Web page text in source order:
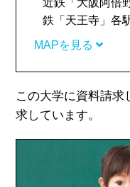
近鉄「大阪阿倍
鉄「天王寺」各
MAPを見る
この大学に資料請求
求しています。